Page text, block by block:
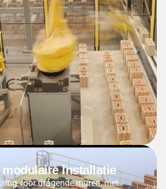
installatie
voor dragende muren, met